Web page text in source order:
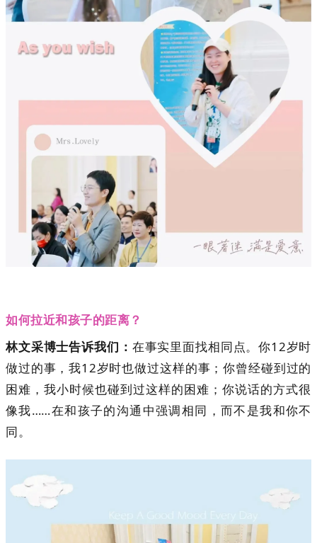
如何拉近和孩子的距离？
林文采博士告诉我们： 在事实里面找相同点。你12岁时
做过的事，我12岁时也做过这样的事；你曾经碰到过的
困难，我小时候也碰到过这样的困难；你说话的方式很
像我……在和孩子的沟通中强调相同，而不是我和你不
同。